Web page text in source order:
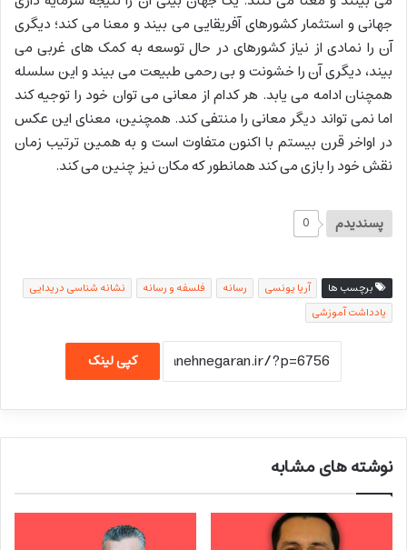
جهانی و استثمار کشورهای آفریقایی می بیند و معنا می کند؛ دیگری
آن را نمادی از نیاز کشورهای در حال توسعه به کمک های غربی می
بیند، دیگری آن را خشونت و بی رحمی طبیعت می بیند و این سلسله
همچنان ادامه می یابد. هر کدام از معانی می توان خود را توجیه کند
اما نمی تواند دیگر معانی را منتفی کند. همچنین، معنای این عکس
در اواخر قرن بیستم با اکنون متفاوت است و به همین ترتیب زمان
نقش خود را بازی می کند همانطور که مکان نیز چنین می کند.
پسندیدم 0
برچسب ها آریا یونسی رسانه فلسفه و رسانه
نشانه شناسی دریدایی
یادداشت آموزشی
کپی لینک
نوشته های مشابه